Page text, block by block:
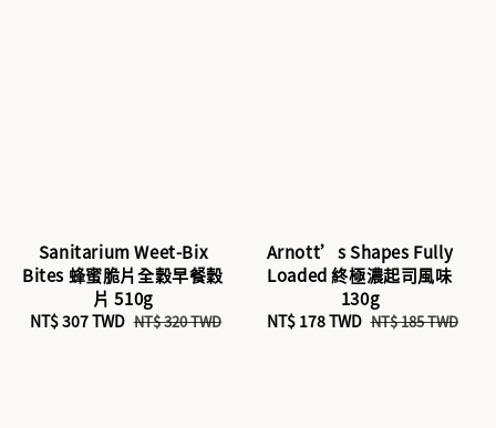
Sanitarium Weet-Bix
Bites 蜂蜜脆片全穀早餐穀
片 510g
Sale
NT$ 307 TWD Regular
NT$ 320 TWD
Arnott’s Shapes Fully
Loaded 終極濃起司風味
130g
Sale
NT$ 178 TWD Regular
NT$ 185 TWD